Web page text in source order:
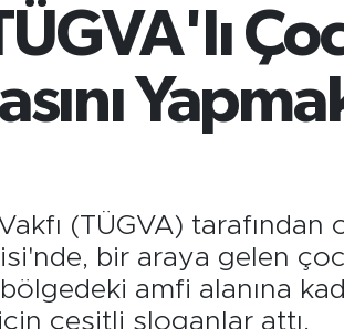
(TÜGVA) tarafından
bir araya gelen
amfi alanına
çeşitli sloganlar attı.